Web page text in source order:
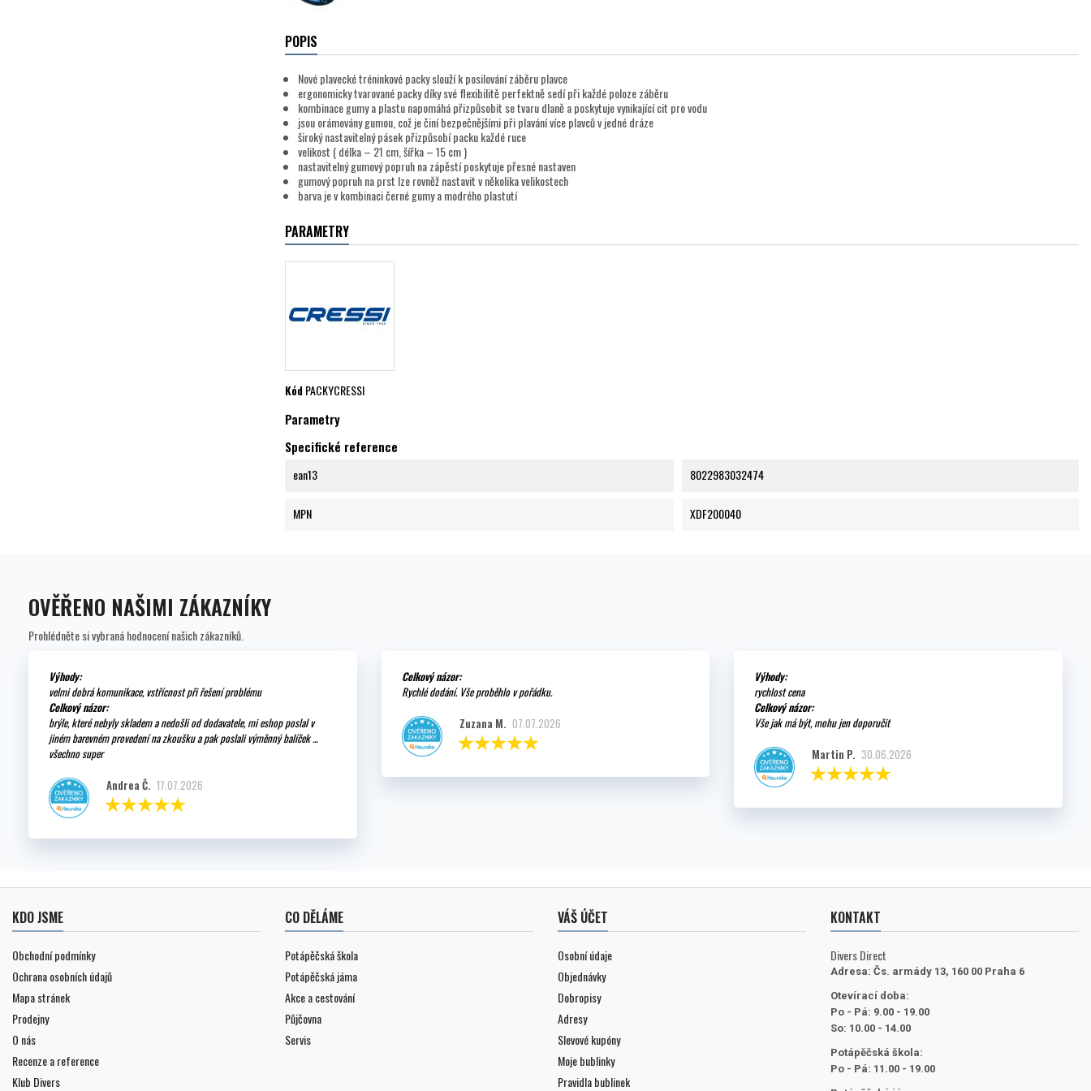
POPIS
Nové plavecké tréninkové packy slouží k posilování záběru plavce
ergonomicky tvarované packy díky své flexibilitě perfektně sedí při každé poloze záběru
kombinace gumy a plastu napomáhá přizpůsobit se tvaru dlaně a poskytuje vynikající cit pro vodu
jsou orámovány gumou, což je činí bezpečnějšími při plavání více plavců v jedné dráze
široký nastavitelný pásek přizpůsobí packu každé ruce
velikost ( délka – 21 cm, šířka – 15 cm )
nastavitelný gumový popruh na zápěstí poskytuje přesné nastaven
gumový popruh na prst lze rovněž nastavit v několika velikostech
barva je v kombinaci černé gumy a modrého plastutí
PARAMETRY
KódPACKYCRESSI
Parametry
Specifické reference
ean13 8022983032474
MPN XDF200040
OVĚŘENO NAŠIMI ZÁKAZNÍKY
Prohlédněte si vybraná hodnocení našich zákazníků.
Výhody:
velmi dobrá komunikace, vstřícnost při řešení problému
Celkový názor:
brýle, které nebyly skladem a nedošli od dodavatele, mi eshop poslal v
jiném barevném provedení na zkoušku a pak poslali výměnný balíček ...
všechno super
Andrea Č. 17.07.2026
Celkový názor:
Rychlé dodání. Vše proběhlo v pořádku.
Zuzana M. 07.07.2026
Výhody:
rychlost cena
Celkový názor:
Vše jak má být, mohu jen doporučit
Martin P. 30.06.2026
KDO JSME
Obchodní podmínky
Ochrana osobních údajů
Mapa stránek
Prodejny
O nás
Recenze a reference
Klub Divers
CO DĚLÁME
Potápěčská škola
Potápěčská jáma
Akce a cestování
Půjčovna
Servis
VÁŠ ÚČET
Osobní údaje
Objednávky
Dobropisy
Adresy
Slevové kupóny
Moje bublinky
Pravidla bublinek
KONTAKT
Divers Direct
Adresa: Čs. armády 13, 160 00 Praha 6
Otevírací doba:
Po - Pá: 9.00 - 19.00
So: 10.00 - 14.00
Potápěčská škola:
Po - Pá: 11.00 - 19.00